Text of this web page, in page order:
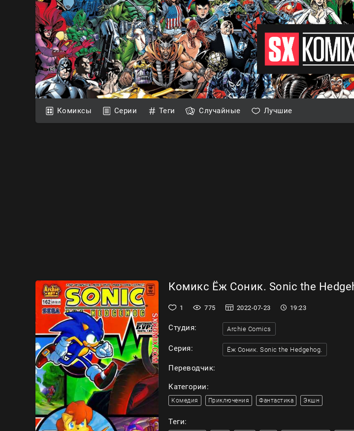
Комиксы Серии Теги Случайные Лучшие
Комикс Ёж Соник. Sonic the
1 775 2022-07-23 19:23
Студия: Archie Comics
Серия: Ёж Соник. Sonic the Hedgehog.
Переводчик:
Категории:
Комедия Приключения Фантастика Экшн
Теги: